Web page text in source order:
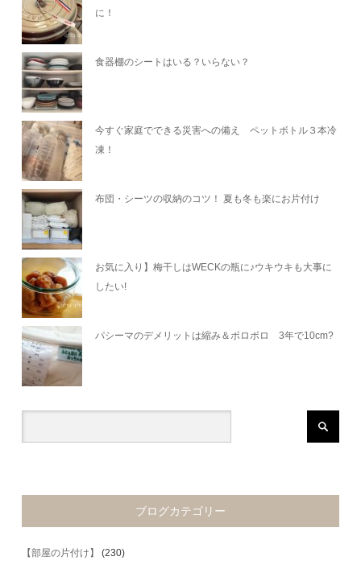
に！
食器棚のシートはいる？いらない？
今すぐ家庭でできる災害への備え ペットボトル３本冷
凍！
布団・シーツの収納のコツ！ 夏も冬も楽にお片付け
お気に入り】梅干しはWECKの瓶に♪ウキウキも大事に
したい!
パシーマのデメリットは縮み＆ボロボロ 3年で10cm?
ブログカテゴリー
【部屋の片付け】 (230)